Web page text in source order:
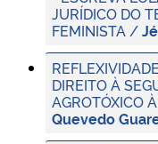
JURÍDICO DO
FEMINISTA /
DIREITO À
AGROTÓXICO
Quevedo